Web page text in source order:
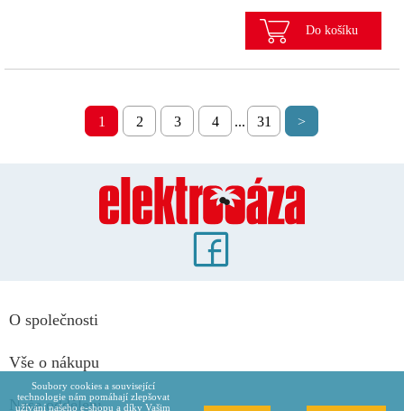
Do košíku
1 2 3 4 ... 31 >
O společnosti
Vše o nákupu
Naše oddělení
Soubory cookies a související
technologie nám pomáhají zlepšovat
užívání našeho e-shopu a díky Vašim